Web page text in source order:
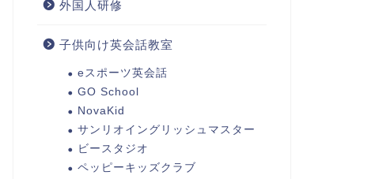
外国人研修
子供向け英会話教室
eスポーツ英会話
GO School
NovaKid
サンリオイングリッシュマスター
ビースタジオ
ペッピーキッズクラブ